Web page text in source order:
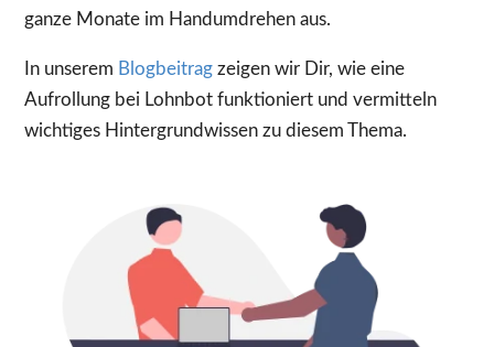
ganze Monate im Handumdrehen aus.
In unserem Blogbeitrag zeigen wir Dir, wie eine
Aufrollung bei Lohnbot funktioniert und vermitteln
wichtiges Hintergrundwissen zu diesem Thema.